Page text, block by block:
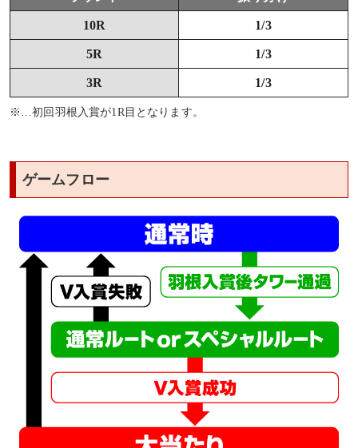
10R 1/3
5R 1/3
3R 1/3
※…初回羽根入賞が1R目となります。
ゲームフロー